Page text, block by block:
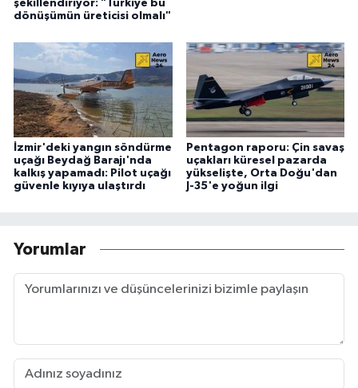
şekillendiriyor: "Türkiye bu
dönüşümün üreticisi olmalı"
İzmir'deki yangın söndürme
uçağı Beydağ Barajı'nda
kalkış yapamadı: Pilot uçağı
güvenle kıyıya ulaştırdı
Pentagon raporu: Çin savaş
uçakları küresel pazarda
yükselişte, Orta Doğu'dan
J-35'e yoğun ilgi
Yorumlar